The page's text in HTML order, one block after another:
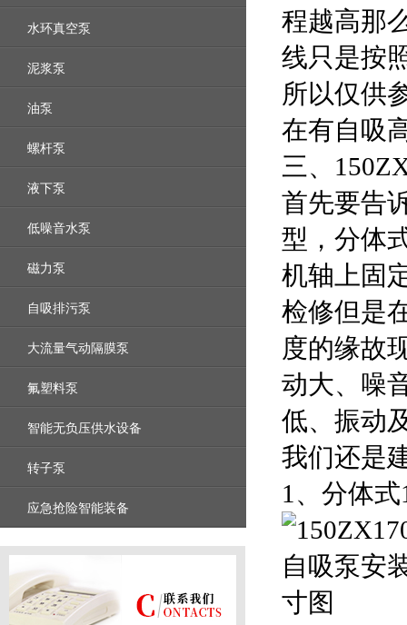
水环真空泵
泥浆泵
油泵
螺杆泵
液下泵
低噪音水泵
磁力泵
自吸排污泵
大流量气动隔膜泵
氟塑料泵
智能无负压供水设备
转子泵
应急抢险智能装备
程越高那
线只是按
所以仅供
在有自吸
三、
首先要告
型，分体
机轴上固
检修但是
度的缘故
动大、噪
低、振动
我们还是
1 、分体